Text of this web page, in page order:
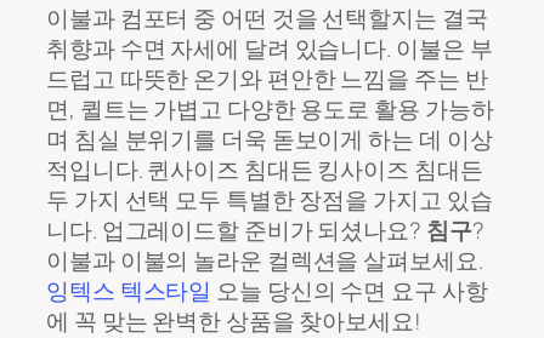
이불과 컴포터 중 어떤 것을 선택할지는 결국
취향과 수면 자세에 달려 있습니다. 이불은 부
드럽고 따뜻한 온기와 편안한 느낌을 주는 반
면, 퀼트는 가볍고 다양한 용도로 활용 가능하
며 침실 분위기를 더욱 돋보이게 하는 데 이상
적입니다. 퀸사이즈 침대든 킹사이즈 침대든
두 가지 선택 모두 특별한 장점을 가지고 있습
니다. 업그레이드할 준비가 되셨나요? 침구?
이불과 이불의 놀라운 컬렉션을 살펴보세요.
잉텍스 텍스타일 오늘 당신의 수면 요구 사항
에 꼭 맞는 완벽한 상품을 찾아보세요!